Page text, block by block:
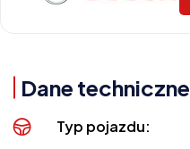
Dane techniczne
Typ pojazdu: